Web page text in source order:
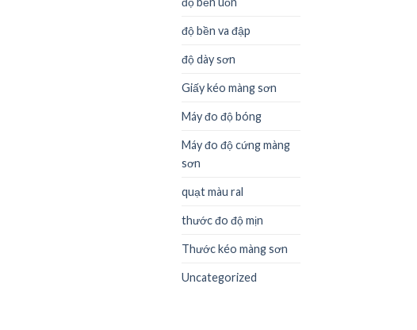
độ bền va đập
độ dày sơn
Giấy kéo màng sơn
Máy đo độ bóng
Máy đo độ cứng màng
sơn
quạt màu ral
thước đo độ mịn
Thước kéo màng sơn
Uncategorized